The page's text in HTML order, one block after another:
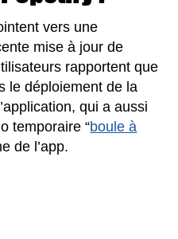
vers une
mise à jour de
rapportent que
le déploiement de la
qui a aussi
temporaire “boule à
de l’app.